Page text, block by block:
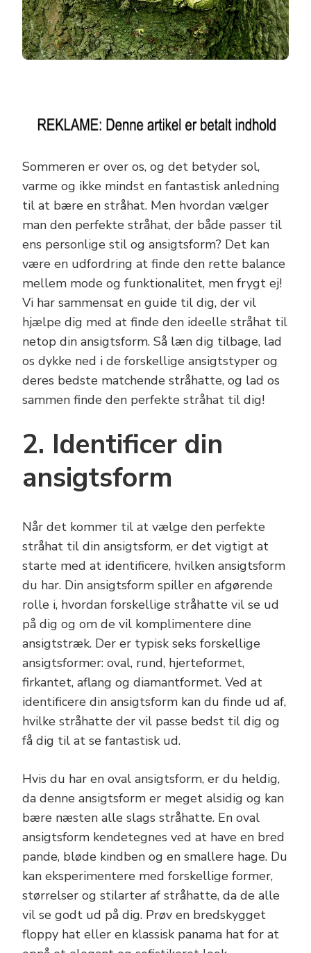
Sommeren er over os, og det betyder sol,
varme og ikke mindst en fantastisk anledning
til at bære en stråhat. Men hvordan vælger
man den perfekte stråhat, der både passer til
ens personlige stil og ansigtsform? Det kan
være en udfordring at finde den rette balance
mellem mode og funktionalitet, men frygt ej!
Vi har sammensat en guide til dig, der vil
hjælpe dig med at finde den ideelle stråhat til
netop din ansigtsform. Så læn dig tilbage, lad
os dykke ned i de forskellige ansigtstyper og
deres bedste matchende stråhatte, og lad os
sammen finde den perfekte stråhat til dig!
2. Identificer din
ansigtsform
Når det kommer til at vælge den perfekte
stråhat til din ansigtsform, er det vigtigt at
starte med at identificere, hvilken ansigtsform
du har. Din ansigtsform spiller en afgørende
rolle i, hvordan forskellige stråhatte vil se ud
på dig og om de vil komplimentere dine
ansigtstræk. Der er typisk seks forskellige
ansigtsformer: oval, rund, hjerteformet,
firkantet, aflang og diamantformet. Ved at
identificere din ansigtsform kan du finde ud af,
hvilke stråhatte der vil passe bedst til dig og
få dig til at se fantastisk ud.
Hvis du har en oval ansigtsform, er du heldig,
da denne ansigtsform er meget alsidig og kan
bære næsten alle slags stråhatte. En oval
ansigtsform kendetegnes ved at have en bred
pande, bløde kindben og en smallere hage. Du
kan eksperimentere med forskellige former,
størrelser og stilarter af stråhatte, da de alle
vil se godt ud på dig. Prøv en bredskygget
floppy hat eller en klassisk panama hat for at